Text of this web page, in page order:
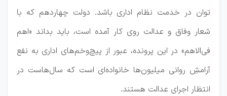
توان در خدمت نظام اداری باشد. دولت چهاردهم که با
شعار وفاق و عدالت روی کار آمده است، باید بداند «اهم
فی‌الاهم» در این پرونده، عبور از پیچ‌وخم‌های اداری به نفع
آرامشِ روانی میلیون‌ها خانواده‌ای است که سال‌هاست در
انتظار اجرای عدالت هستند.